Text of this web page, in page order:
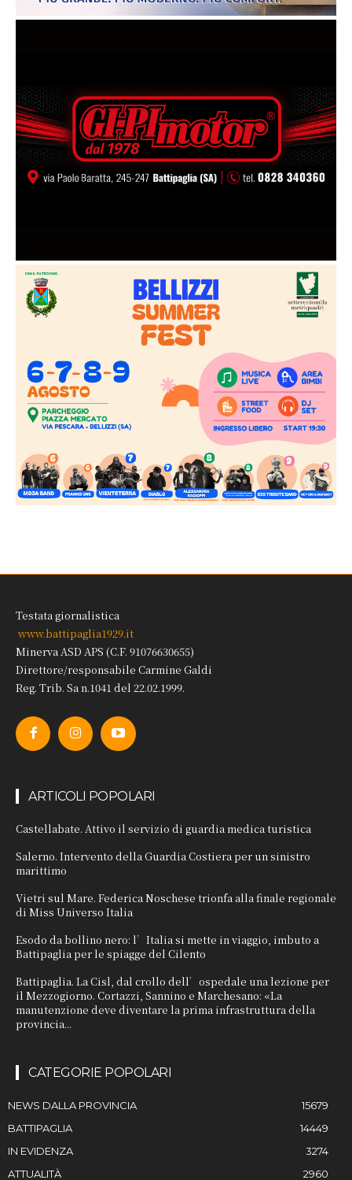
Testata giornalistica
www.battipaglia1929.it
Minerva ASD APS (C.F. 91076630655)
Direttore/responsabile Carmine Galdi
Reg. Trib. Sa n.1041 del 22.02.1999.
ARTICOLI POPOLARI
Castellabate. Attivo il servizio di guardia medica turistica
Salerno. Intervento della Guardia Costiera per un sinistro
marittimo
Vietri sul Mare. Federica Noschese trionfa alla finale regionale
di Miss Universo Italia
Esodo da bollino nero: l’Italia si mette in viaggio, imbuto a
Battipaglia per le spiagge del Cilento
Battipaglia. La Cisl, dal crollo dell’ospedale una lezione per
il Mezzogiorno. Cortazzi, Sannino e Marchesano: «La
manutenzione deve diventare la prima infrastruttura della
provincia...
CATEGORIE POPOLARI
NEWS DALLA PROVINCIA
15679
BATTIPAGLIA
14449
IN EVIDENZA
3274
ATTUALITÀ
2960